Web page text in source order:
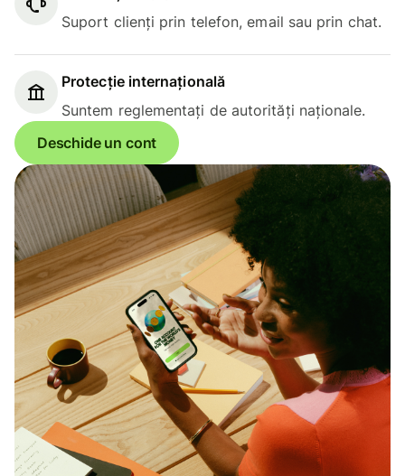
Suport clienți prin telefon, email sau prin chat.
Protecție internațională
Suntem reglementați de autorități naționale.
Deschide un cont